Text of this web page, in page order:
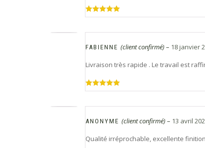
Note5sur
Note5sur
FABIENNE (client confirmé)– 18 janvier
Livraison très rapide . Le travail est
ANONYME (client confirmé)– 13 avril
Qualité irréprochable, excellente